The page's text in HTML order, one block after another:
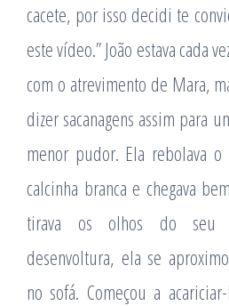
cacete, por isso decidi te
este vídeo.” João estava cada
com o atrevimento de Mara,
dizer sacanagens assim para
menor pudor. Ela rebolava
calcinha branca e chegava
tirava os olhos do seu
desenvoltura, ela se
no sofá. Começou a